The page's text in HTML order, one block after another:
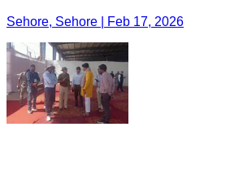
Sehore, Sehore | Feb 17, 2026